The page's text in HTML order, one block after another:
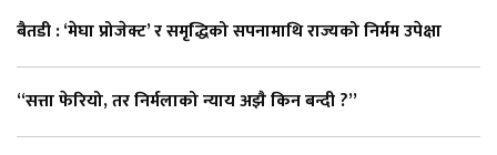
बैतडी : ‘मेघा प्रोजेक्ट’ र समृद्धिको सपनामाथि राज्यको निर्मम उपेक्षा
“सत्ता फेरियो, तर निर्मलाको न्याय अझै किन बन्दी ?”